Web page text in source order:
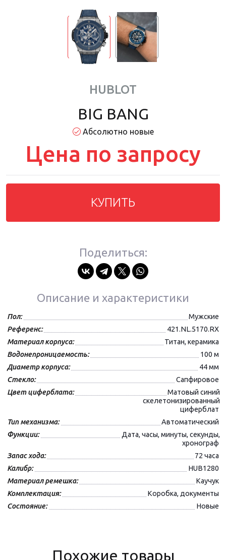
HUBLOT
BIG BANG
Абсолютно новые
Цена по запросу
КУПИТЬ
Поделиться:
Описание и характеристики
Пол:
Мужские
Референс:
421.NL.5170.RX
Материал корпуса:
Титан, керамика
Водонепроницаемость:
100 м
Диаметр корпуса:
44 мм
Стекло:
Сапфировое
Цвет циферблата:
Матовый синий
скелетонизированный
циферблат
Тип механизма:
Автоматический
Функции:
Дата, часы, минуты, секунды,
хронограф
Запас хода:
72 часа
Калибр:
HUB1280
Материал ремешка:
Каучук
Комплектация:
Коробка, документы
Состояние:
Новые
Похожие товары